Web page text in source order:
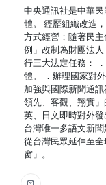
中央通訊社是中華
體。 經歷組織改造
方式經營；隨著民
例」改制為財團法
行三大法定任務：
體。 ．辦理國家對
加強與國際新聞通
領先、客觀、翔實」
英、日文即時對外
台灣唯一多語文新
從台灣民眾延伸至
窗」。